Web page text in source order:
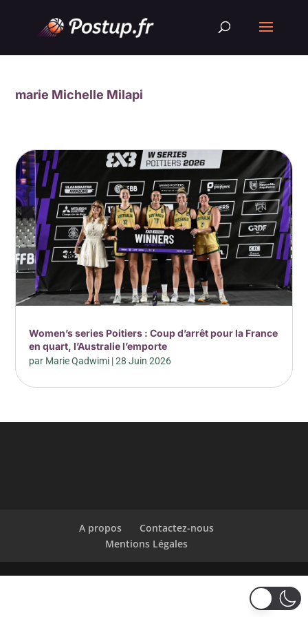
marie Michelle Milapi
Women’s series Poitiers : Coup d’arrêt pour la France
en quart, l’Australie l’emporte
par Marie Qadwimi |28 Juin 2026
A propos
Contactez-nous
Mentions Légales